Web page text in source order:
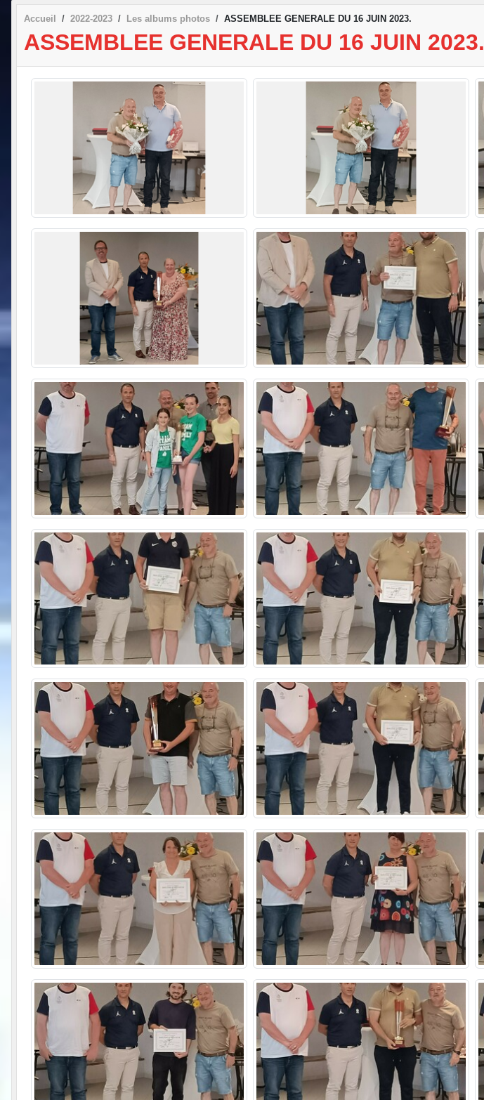
Accueil 2022-2023 Les albums photos ASSEMBLEE GENERALE DU 16 JUIN 2023.
ASSEMBLEE GENERALE DU 16 JUIN 2023.